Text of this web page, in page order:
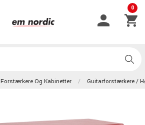
0
Forstærkere Og Kabinetter Guitarforstærkere /